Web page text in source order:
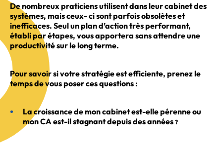
De nombreux praticiens utilisent dans leur cabinet des
systèmes, mais ceux- ci sont parfois obsolètes et
inefficaces. Seul un plan d’action très performant,
établi par étapes, vous apportera sans attendre une
productivité sur le long terme.
Pour savoir si votre stratégie est efficiente, prenez le
temps de vous poser ces questions :
La croissance de mon cabinet est-elle pérenne ou
mon CA est-il stagnant depuis des années?